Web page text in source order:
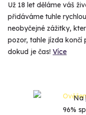
Už 18 let děláme váš
přidáváme tuhle
neobyčejné zážitky,
pozor, tahle jízda končí
dokud je čas! Více
Na
96%